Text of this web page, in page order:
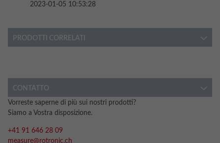
2023-01-05 10:53:28
PRODOTTI CORRELATI
CONTATTO
Vorreste saperne di più sui nostri prodotti?
Siamo a Vostra disposizione.
+41 91 646 28 09
measure@rotronic.ch